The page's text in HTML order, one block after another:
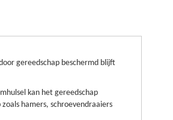
gereedschap beschermd blijft
kan het gereedschap
hamers, schroevendraaiers